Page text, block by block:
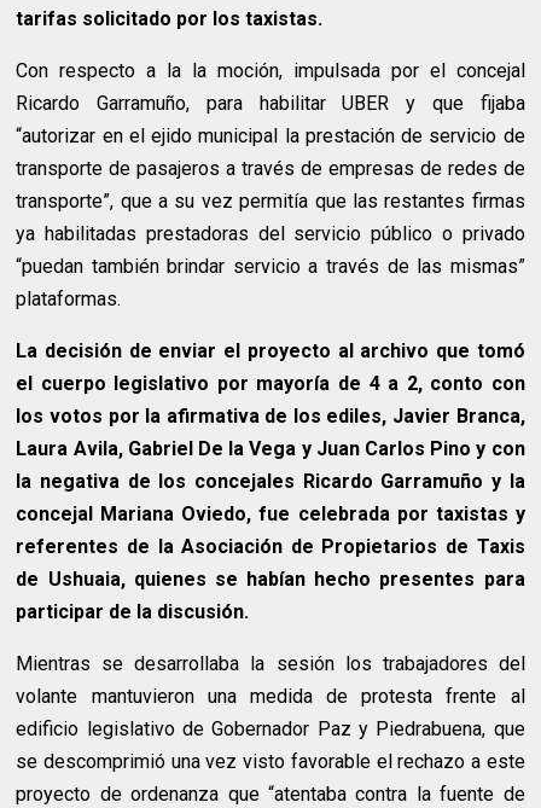
tarifas solicitado por los taxistas.
Con respecto a la la moción, impulsada por el concejal
Ricardo Garramuño, para habilitar UBER y que fijaba
“autorizar en el ejido municipal la prestación de servicio de
transporte de pasajeros a través de empresas de redes de
transporte”, que a su vez permitía que las restantes firmas
ya habilitadas prestadoras del servicio público o privado
“puedan también brindar servicio a través de las mismas”
plataformas.
La decisión de enviar el proyecto al archivo que tomó
el cuerpo legislativo por mayoría de 4 a 2, conto con
los votos por la afirmativa de los ediles, Javier Branca,
Laura Avila, Gabriel De la Vega y Juan Carlos Pino y con
la negativa de los concejales Ricardo Garramuño y la
concejal Mariana Oviedo, fue celebrada por taxistas y
referentes de la Asociación de Propietarios de Taxis
de Ushuaia, quienes se habían hecho presentes para
participar de la discusión.
Mientras se desarrollaba la sesión los trabajadores del
volante mantuvieron una medida de protesta frente al
edificio legislativo de Gobernador Paz y Piedrabuena, que
se descomprimió una vez visto favorable el rechazo a este
proyecto de ordenanza que “atentaba contra la fuente de